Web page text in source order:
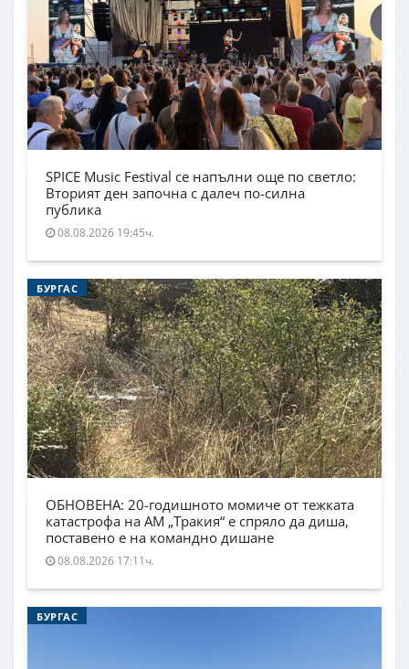
SPICE Music Festival се напълни още по светло:
Вторият ден започна с далеч по-силна
публика
08.08.2026 19:45ч.
БУРГАС
ОБНОВЕНА: 20-годишното момиче от тежката
катастрофа на АМ „Тракия“ е спряло да диша,
поставено е на командно дишане
08.08.2026 17:11ч.
БУРГАС